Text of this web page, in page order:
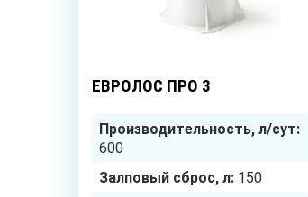
ЕВРОЛОС ПРО 3
Производительность, л/сут:
600
Залповый сброс, л: 150